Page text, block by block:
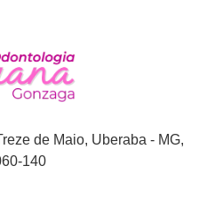
de Maio, Uberaba - MG,
140